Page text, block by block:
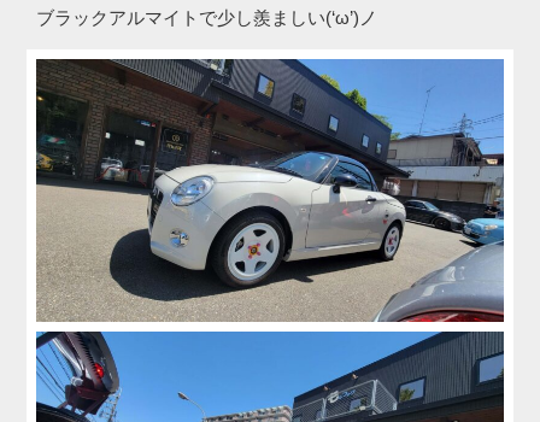
ブラックアルマイトで少し羨ましい(‘ω’)ノ